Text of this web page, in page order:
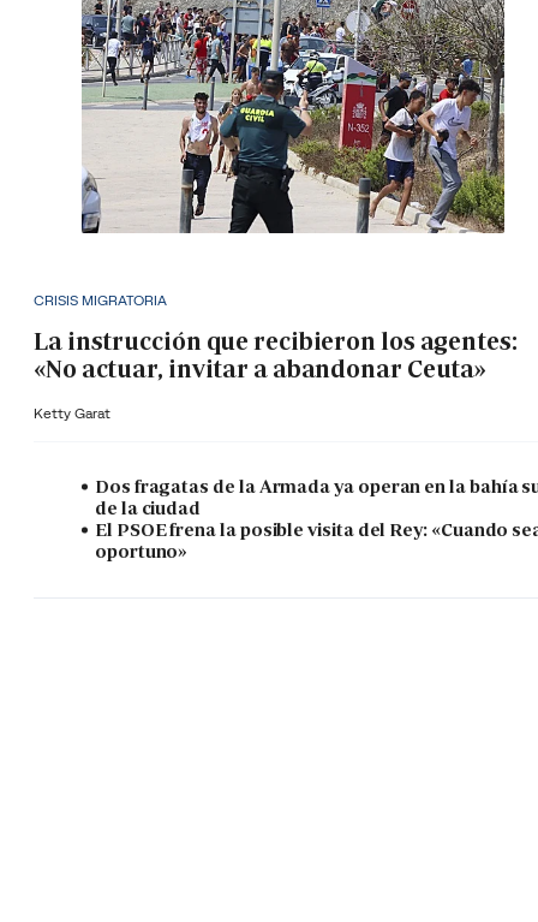
CRISIS MIGRATORIA
La instrucción que recibieron los agentes:
«No actuar, invitar a abandonar Ceuta»
Ketty Garat
Dos fragatas de la Armada ya operan en la bahía
de la ciudad
El PSOE frena la posible visita del Rey: «Cuando
oportuno»